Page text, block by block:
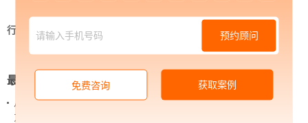
行业资讯 > 中企高呈：数字化运营是必然趋势
最新新闻
从 “黑神话：悟空” 的成功，看企业网站如何撬动品牌
力量
预约顾问
免费咨询 获取案例